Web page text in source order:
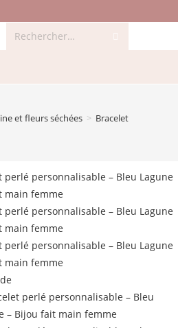
Rechercher…
et fleurs séchées > Bracelet